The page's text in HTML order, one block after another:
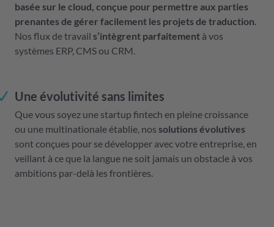
basée sur le cloud, conçue pour permettre aux parties
prenantes de gérer facilement les projets de traduction.
Nos flux de travail s’intègrent parfaitement à vos
systèmes ERP, CMS ou CRM.
Une évolutivité sans limites
Que vous soyez une startup fintech en pleine croissance
ou une multinationale établie, nos solutions évolutives
sont conçues pour se développer avec votre entreprise, en
veillant à ce que la langue ne soit jamais un obstacle à vos
ambitions par-delà les frontières.